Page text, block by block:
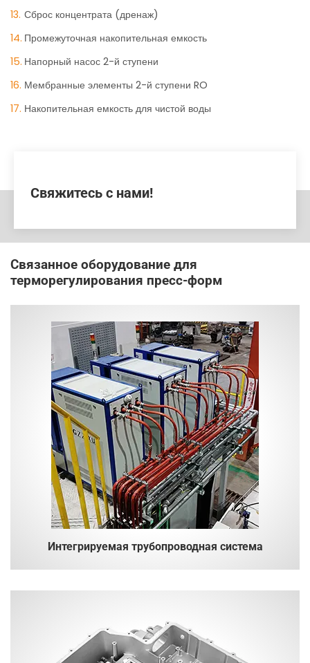
Сброс концентрата (дренаж)
Промежуточная накопительная емкость
Напорный насос 2-й ступени
Мембранные элементы 2-й ступени RO
Накопительная емкость для чистой воды
Свяжитесь с нами!
Связанное оборудование для
терморегулирования пресс-форм
Интегрируемая трубопроводная система